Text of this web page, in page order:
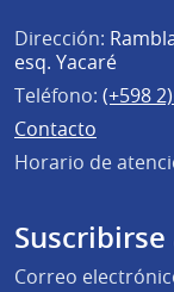
Dirección:
esq. Yacaré
Teléfono: (+598
Contacto
Horario de
Correo